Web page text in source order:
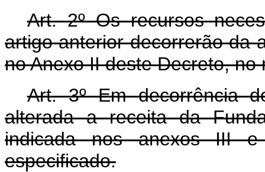
Art. 2º Os recursos
artigo anterior decorrerão da
no Anexo II deste Decreto,
Art. 3º Em decorrência
alterada a receita da
indicada nos anexos III
especificado.